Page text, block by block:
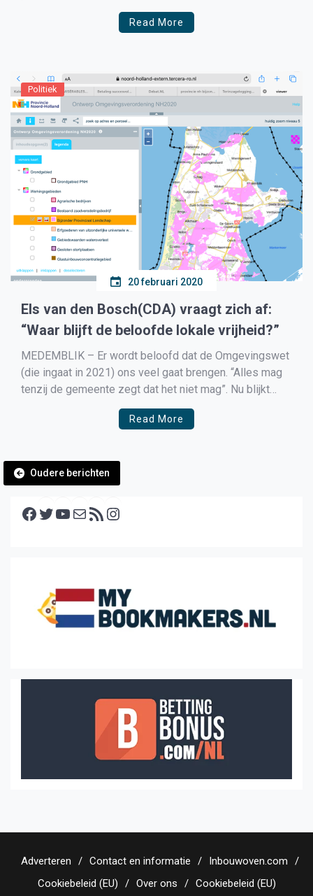
grond. Nu Buitenlui partner Sportcafe19 is ingestapt,
blijkt het onmogelijke mogelijk. Een menu, een doos en
Read More
Politiek
20 februari 2020
Els van den Bosch(CDA) vraagt zich af:
“Waar blijft de beloofde lokale vrijheid?”
MEDEMBLIK – Er wordt beloofd dat de Omgevingswet
(die ingaat in 2021) ons veel gaat brengen. “Alles mag
tenzij de gemeente zegt dat het niet mag”. Nu blijkt
echter dat de Provincie Noord-Holland Bijzondere
Provinciale Landschappen aanwijst. Op de deze week
Read More
Berichtennavigatie
Oudere berichten
Facebook Twitter YouTube E-mail RSS feed
Adverteren Contact en informatie
Inbouwoven.com
Cookiebeleid (EU)
Over ons Cookiebeleid (EU)